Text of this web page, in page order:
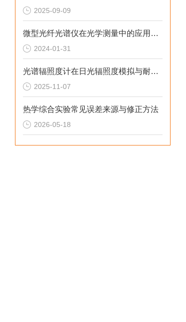
2025-09-09
微型光纤光谱仪在光学测量中的应用与优势
2024-01-31
光谱辐照度计在日光辐照度模拟与耐候性测试中的作用
2025-11-07
热学综合实验常见误差来源与修正方法
2026-05-18